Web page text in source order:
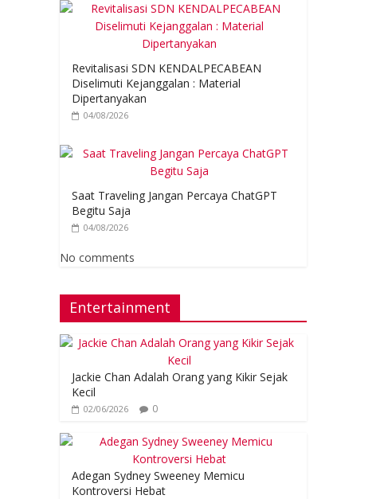
Revitalisasi SDN KENDALPECABEAN
Diselimuti Kejanggalan : Material
Dipertanyakan
04/08/2026
Saat Traveling Jangan Percaya ChatGPT
Begitu Saja
04/08/2026
No comments
Entertainment
Jackie Chan Adalah Orang yang Kikir Sejak
Kecil
02/06/2026 0
Adegan Sydney Sweeney Memicu
Kontroversi Hebat